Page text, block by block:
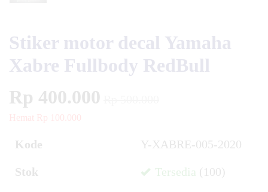
Stiker motor decal Yamaha
Xabre Fullbody RedBull
Rp 400.000
Hemat Rp 100.000
Kode Y-XABRE-005-2020
Stok Tersedia (100)